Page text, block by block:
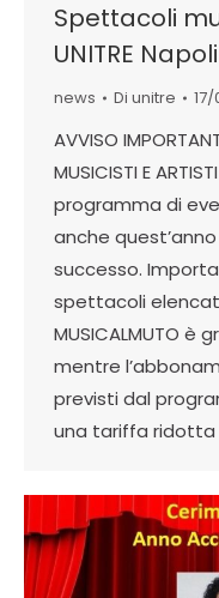
Spettacoli
UNITRE Napoli
news Di unitre
AVVISO
MUSICISTI E
programma di
anche
successo.
spettacoli
MUSICALMUTO è
mentre
previsti dal
una tariffa ridotta